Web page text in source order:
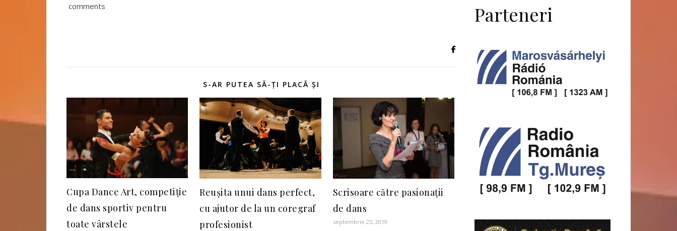
comments
S-AR PUTEA SĂ-ȚI PLACĂ ȘI
Cupa Dance Art, competiție
de dans sportiv pentru
toate vârstele
Reușita unui dans perfect,
cu ajutor de la un coregraf
profesionist
Scrisoare către pasionații
de dans
septembrie 25, 2019
Parteneri